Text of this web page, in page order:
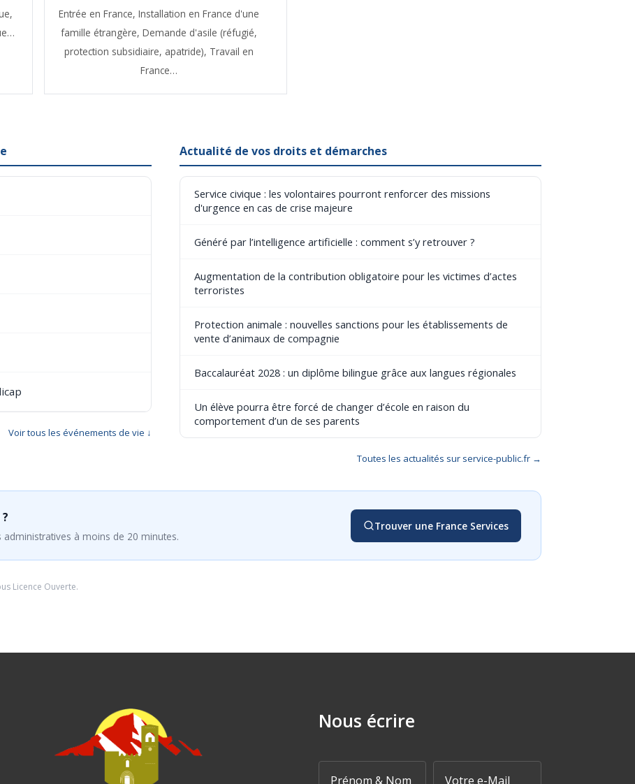
Entrée en France,Installation en France d'une
famille étrangère,Demande d'asile (réfugié,
protection subsidiaire, apatride), Travail en
France…
Voir tous les événements de vie ↓
Actualité de vos droits et démarches
Service civique : les volontaires pourront renforcer des missions
d'urgence en cas de crise majeure
Généré par l’intelligence artificielle : comment s’y retrouver ?
Augmentation de la contribution obligatoire pour les victimes d’actes
terroristes
Protection animale : nouvelles sanctions pour les établissements de
vente d’animaux de compagnie
Baccalauréat 2028 : un diplôme bilingue grâce aux langues régionales
Un élève pourra être forcé de changer d’école en raison du
comportement d’un de ses parents
Toutes les actualités sur service-public.fr →
à moins de 20 minutes.
Trouver une France Services
Licence Ouverte.
Nous écrire